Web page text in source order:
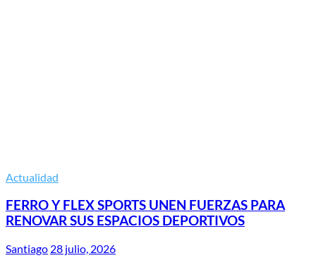
Actualidad
FERRO Y FLEX SPORTS UNEN FUERZAS PARA
RENOVAR SUS ESPACIOS DEPORTIVOS
Santiago 28 julio, 2026